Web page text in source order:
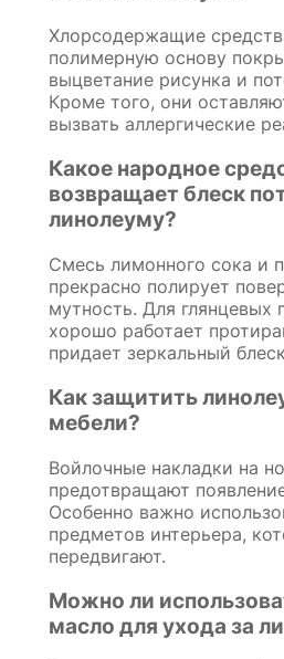
Хлорсодержащие
полимерную основу
выцветание рисунка и
Кроме того, они
вызвать аллергические
Какое народное
возвращает блеск
линолеуму?
Смесь лимонного сока и
прекрасно полирует
мутность. Для глянцевых
хорошо работает
придает зеркальный
Как защитить
мебели?
Войлочные накладки на
предотвращают
Особенно важно
предметов интерьера,
передвигают.
Можно ли
масло для ухода за